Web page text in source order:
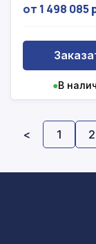
от 1 498 085
●В
< 1 2